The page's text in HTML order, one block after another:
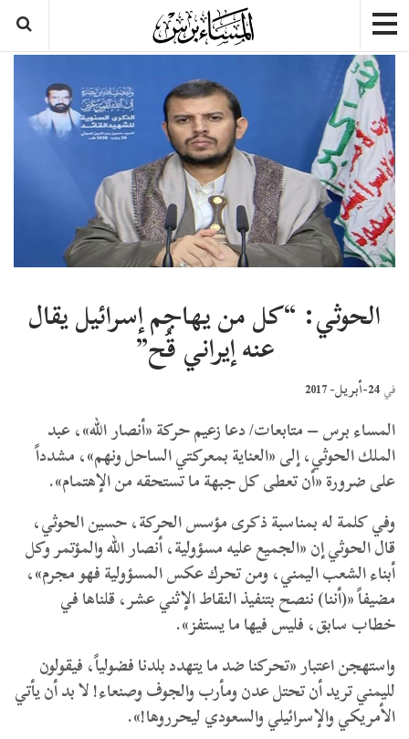
الحوثي: “كل من يهاجم إسرائيل يقال
عنه إيراني قُح”
في 24-أبريل- 2017
المساء برس – متابعات/ دعا زعيم حركة «أنصار الله»، عبد
الملك الحوثي، إلى «العناية بمعركتي الساحل ونهم»، مشدداً
على ضرورة «أن تعطى كل جبهة ما تستحقه من الإهتمام».
وفي كلمة له بمناسبة ذكرى مؤسس الحركة، حسين الحوثي،
قال الحوثي إن «الجميع عليه مسؤولية، أنصار الله والمؤتمر وكل
أبناء الشعب اليمني، ومن تحرك عكس المسؤولية فهو مجرم»،
مضيفاً «(أننا) ننصح بتنفيذ النقاط الإثني عشر، قلناها في
خطاب سابق، فليس فيها ما يستفز».
واستهجن اعتبار «تحركنا ضد ما يتهدد بلدنا فضولياً، فيقولون
لليمني تريد أن تحتل عدن ومأرب والجوف وصنعاء! لا بد أن يأتي
الأمريكي والإسرائيلي والسعودي ليحرروها!».